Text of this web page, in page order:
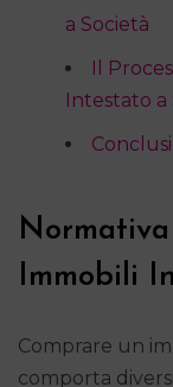
a Società
Il
Intestato a
Normativa
Immobili
Comprare un
comporta